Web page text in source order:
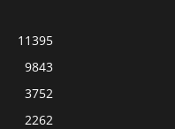
11395
9843
3752
2262